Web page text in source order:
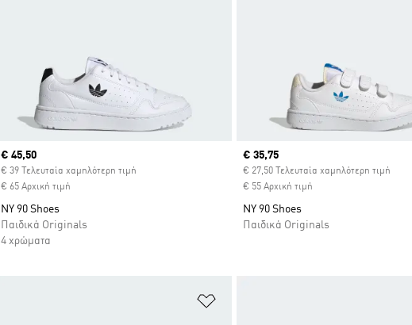
Current price
€ 45,50
€ 39 Τελευταία χαμηλότερη τιμή
€ 65 Αρχική τιμή
NY 90 Shoes
Παιδικά Originals
4 χρώματα
Current price
€ 35,75
€ 27,50 Τελευταία χαμηλότερη τιμή
€ 55 Αρχική τιμή
NY 90 Shoes
Παιδικά Originals